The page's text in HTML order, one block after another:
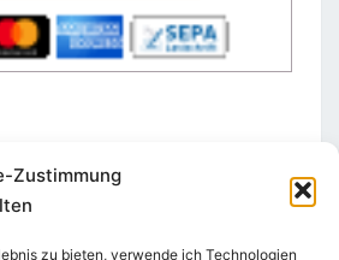
Zustimmung
zu bieten, verwende ich Technologien